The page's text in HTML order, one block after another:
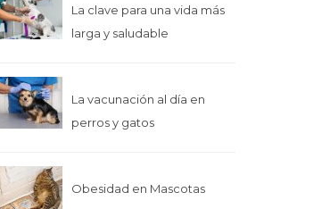
La clave para una vida más
larga y saludable
La vacunación al día en
perros y gatos
Obesidad en Mascotas